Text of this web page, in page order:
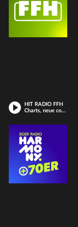
HIT RADIO FFH
Charts, neue coole Hits und deine Lieblings-Songs